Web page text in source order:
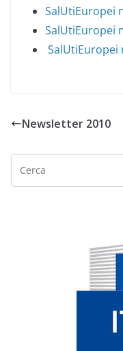
SalUtiEuropei
SalUtiEuropei
SalUtiEuropei
Newsletter 2010